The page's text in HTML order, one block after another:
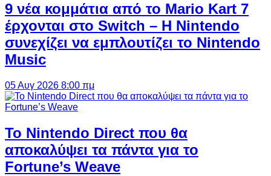
9 νέα κομμάτια από το Mario Kart 7
έρχονται στο Switch – Η Nintendo
συνεχίζει να εμπλουτίζει το Nintendo
Music
05 Αυγ 2026 8:00 πμ
Το Nintendo Direct που θα
αποκαλύψει τα πάντα για το
Fortune’s Weave